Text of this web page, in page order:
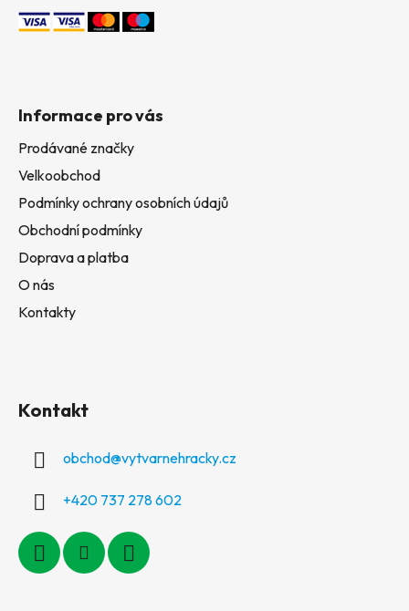
Informace pro vás
Prodávané značky
Velkoobchod
Podmínky ochrany osobních údajů
Obchodní podmínky
Doprava a platba
O nás
Kontakty
Kontakt
obchod@vytvarnehracky.cz
+420 737 278 602